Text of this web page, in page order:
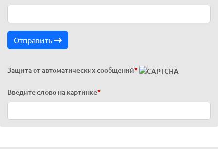
Отправить
Защита от автоматических сообщений*
Введите слово на картинке*